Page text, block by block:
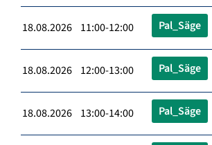
18.08.2026 11:00-12:00 Pal_Säge
18.08.2026 12:00-13:00 Pal_Säge
18.08.2026 13:00-14:00 Pal_Säge